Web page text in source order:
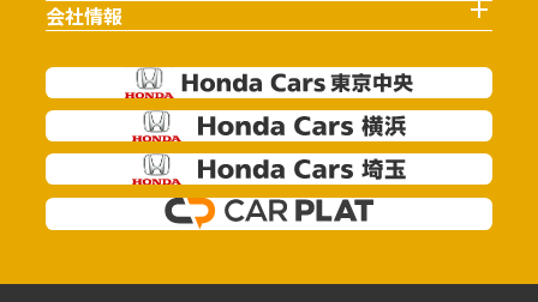
会社情報